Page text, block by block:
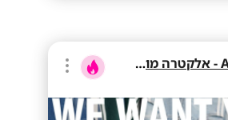
Adidas - אלקטרה מוצרי צריכה